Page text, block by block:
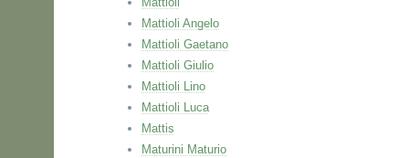
Mattioli Angelo
Mattioli Gaetano
Mattioli Giulio
Mattioli Lino
Mattioli Luca
Mattis
Maturini Maturio